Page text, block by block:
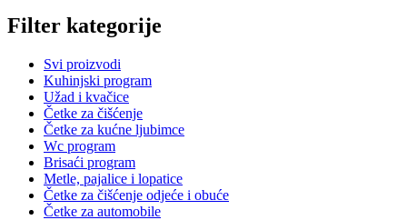
Filter kategorije
Svi proizvodi
Kuhinjski program
Užad i kvačice
Četke za čišćenje
Četke za kućne ljubimce
Wc program
Brisaći program
Metle, pajalice i lopatice
Četke za čišćenje odjeće i obuće
Četke za automobile